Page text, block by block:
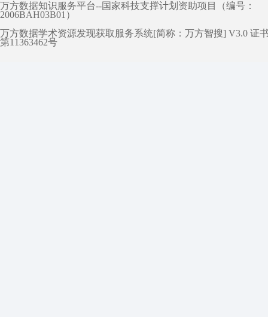
万方数据知识服务平台--国家科技支撑计划资助项目（编号：
2006BAH03B01）
万方数据学术资源发现获取服务系统[简称：万方智搜] V3.0 证
第11363462号